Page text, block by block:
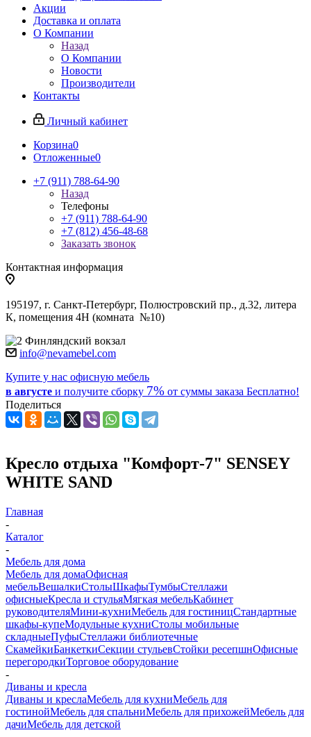
Акции
Доставка и оплата
О Компании
Назад
О Компании
Новости
Производители
Контакты
Личный кабинет
Корзина0
Отложенные0
+7 (911) 788-64-90
Назад
Телефоны
+7 (911) 788-64-90
+7 (812) 456-48-68
Заказать звонок
Контактная информация
195197, г. Санкт-Петербург, Полюстровский пр., д.32, литера
К, помещения 4Н (комната №10)
Финляндский вокзал
info@nevamebel.com
Купите у нас офисную мебель
в августе и получите сборку 7% от суммы заказа Бесплатно!
Поделиться
Кресло отдыха "Комфорт-7" SENSEY
WHITE SAND
Главная
-
Каталог
-
Мебель для дома
Мебель для домаОфисная
мебельВешалкиСтолыШкафыТумбыСтеллажи
офисныеКресла и стульяМягкая мебельКабинет
руководителяМини-кухниМебель для гостиницСтандартные
шкафы-купеМодульные кухниСтолы мобильные
складныеПуфыСтеллажи библиотечные
СкамейкиБанкеткиСекции стульевСтойки ресепшнОфисные
перегородкиТорговое оборудование
-
Диваны и кресла
Диваны и креслаМебель для кухниМебель для
гостинойМебель для спальниМебель для прихожейМебель для
дачиМебель для детской